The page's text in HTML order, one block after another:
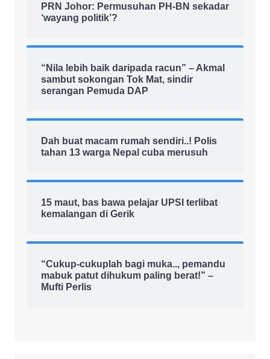
PRN Johor: Permusuhan PH-BN sekadar
‘wayang politik’?
“Nila lebih baik daripada racun” – Akmal
sambut sokongan Tok Mat, sindir
serangan Pemuda DAP
Dah buat macam rumah sendiri..! Polis
tahan 13 warga Nepal cuba merusuh
15 maut, bas bawa pelajar UPSI terlibat
kemalangan di Gerik
“Cukup-cukuplah bagi muka.., pemandu
mabuk patut dihukum paling berat!” –
Mufti Perlis